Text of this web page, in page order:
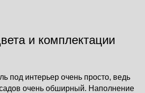
и комплектации
под интерьер очень просто, ведь
очень обширный. Наполнение